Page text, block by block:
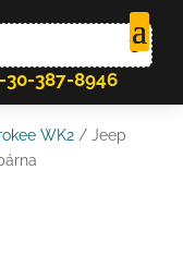
30-387-8946
WK2/ Jeep